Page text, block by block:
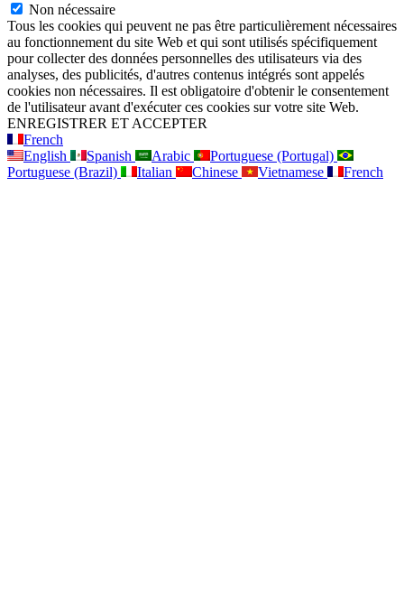
Non nécessaire
Tous les cookies qui peuvent ne pas être particulièrement nécessaires
au fonctionnement du site Web et qui sont utilisés spécifiquement
pour collecter des données personnelles des utilisateurs via des
analyses, des publicités, d'autres contenus intégrés sont appelés
cookies non nécessaires. Il est obligatoire d'obtenir le consentement
de l'utilisateur avant d'exécuter ces cookies sur votre site Web.
ENREGISTRER ET ACCEPTER
French
English
Spanish Arabic
Portuguese (Portugal)
Portuguese (Brazil)
Italian Chinese Vietnamese
French